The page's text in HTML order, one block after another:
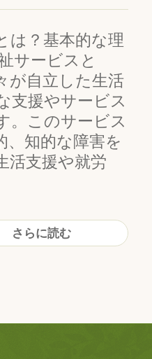
は？基本的な理
サービスと
が自立した生活
支援やサービス
。このサービス
、知的な障害を
活支援や就労
さらに読む